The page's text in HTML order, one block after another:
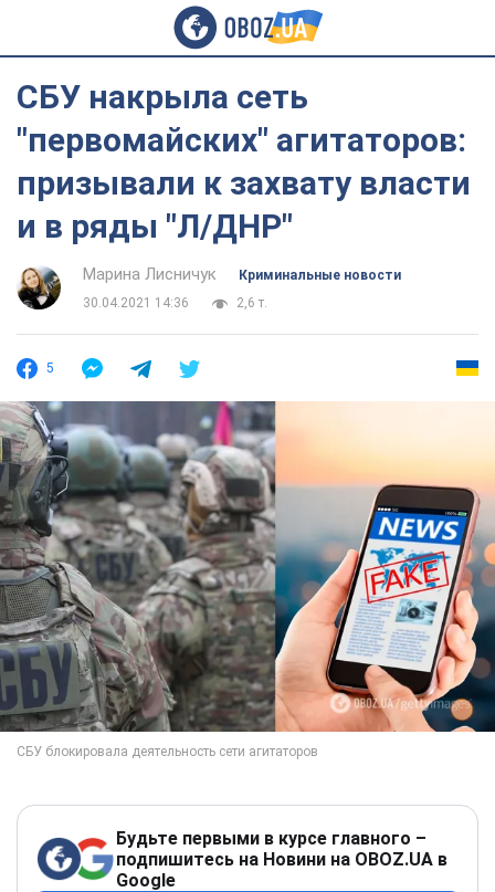
СБУ накрыла сеть
"первомайских" агитаторов:
призывали к захвату власти
и в ряды "Л/ДНР"
Марина Лисничук
Криминальные новости
30.04.2021 14:36
2,6 т.
5
Будьте первыми в курсе главного –
подпишитесь на Новини на OBOZ.UA в
Google